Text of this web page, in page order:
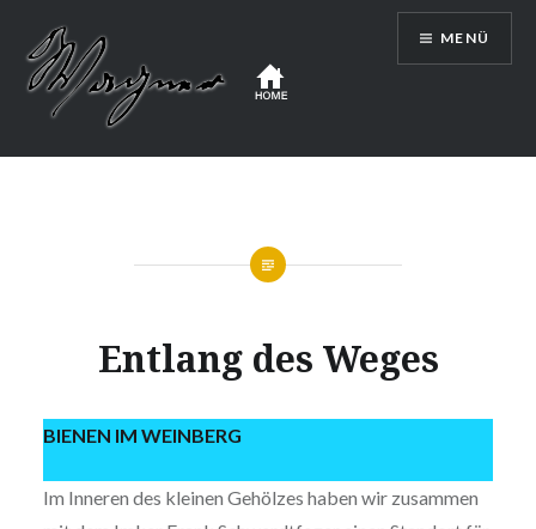
Inhalt
springen
WEINGUT WAGNER
MENÜ
Entlang des Weges
BIENEN IM WEINBERG
Im Inneren des kleinen Gehölzes haben wir zusammen